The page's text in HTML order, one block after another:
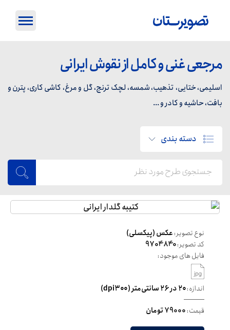
مرجعی غنی و کامل از نقوش ایرانی
اسلیمی، ختایی، تذهیب، شمسه، لچک ترنج، گل و مرغ، کاشی کاری، پترن و
بافت، حاشیه و کادر و ...
دسته بندی
نوع تصویر:عکس (پیکسلی)
کد تصویر:9704840
فایل های موجود:
اندازه:۲۰ در ۲۶ سانتی‌متر (dpi۳۰۰)
قیمت:79000 تومان